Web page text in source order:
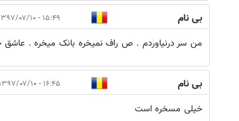
بی نام ۱۵:۴۹ - ۱۳۹۷/۰۷/۱۰
من سر درنیاوردم . ص راف نمیخره بانک میخره .
بی نام ۱۶:۴۵ - ۱۳۹۷/۰۷/۱۰
خیلی مسخره است